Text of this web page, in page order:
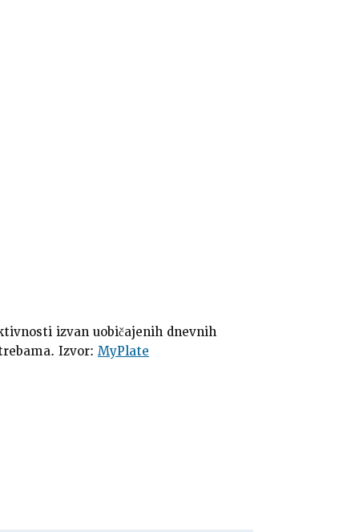
izvan uobičajenih dnevnih
Izvor: MyPlate